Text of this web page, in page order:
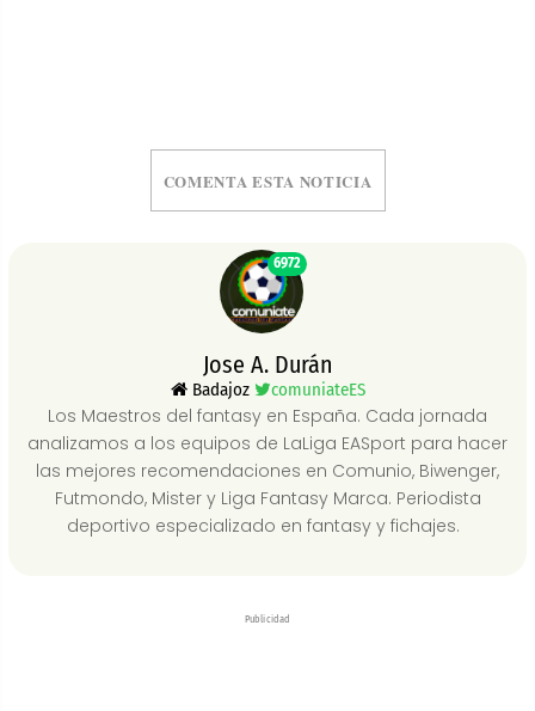
COMENTA ESTA NOTICIA
6972
Jose A. Durán
Badajoz comuniateES
Los Maestros del fantasy en España. Cada jornada
analizamos a los equipos de LaLiga EASport para hacer
las mejores recomendaciones en Comunio, Biwenger,
Futmondo, Mister y Liga Fantasy Marca. Periodista
deportivo especializado en fantasy y fichajes.
Publicidad